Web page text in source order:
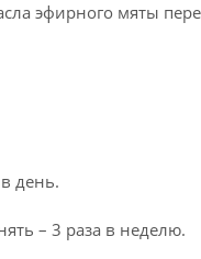
эфирного мяты
день.
– 3 раза в неделю.